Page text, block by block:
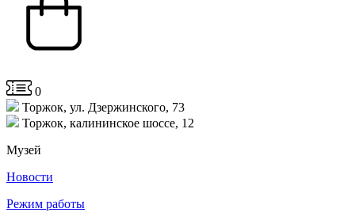
0
Торжок, ул. Дзержинского, 73
Торжок, калининское шоссе, 12
Музей
Новости
Режим работы